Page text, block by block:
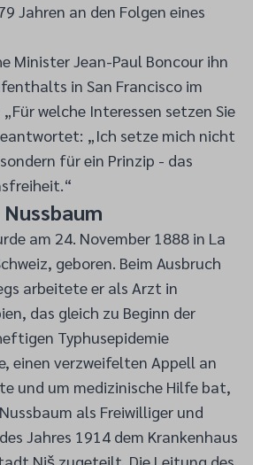
Jahren an den Folgen eines
Minister Jean-Paul Boncour ihn
in San Francisco im
welche Interessen setzen Sie
„Ich setze mich nicht
für ein Prinzip - das
am 24. November 1888 in La
geboren. Beim Ausbruch
arbeitete er als Arzt in
das gleich zu Beginn der
Typhusepidemie
einen verzweifelten Appell an
und um medizinische Hilfe bat,
als Freiwilliger und
Jahres 1914 dem Krankenhaus